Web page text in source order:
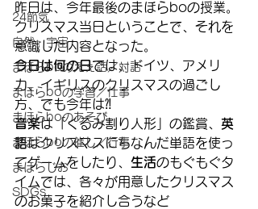
24節気
自然・宇宙
まほらboのえぇ話／対話
まほらboの学習／仕事
まほらboのあそび
まほらboの催し／行事
まほらじお
SDGs
昨日は、今年最後のまほらboの授業。
クリスマス当日ということで、それを
意識した内容となった。
今日は何の日では、ドイツ、アメリ
カ、イギリスのクリスマスの過ごし
方、でも今年は⁈
音楽は「くるみ割り人形」の鑑賞、 英
語はクリスマスにちなんだ単語を使っ
てゲームをしたり、 生活のもぐもぐタ
イムでは、各々が用意したクリスマス
のお菓子を紹介し合うなど